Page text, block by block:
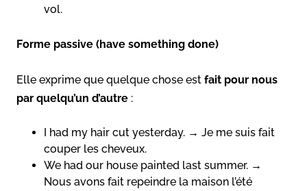
vol.
Forme passive (have something done)
Elle exprime que quelque chose est fait pour nous
par quelqu’un d’autre :
I had my hair cut yesterday. → Je me suis fait
couper les cheveux.
We had our house painted last summer. →
Nous avons fait repeindre la maison l’été